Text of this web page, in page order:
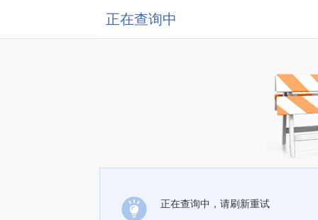
正在查询中
正在查询中，请刷新重试